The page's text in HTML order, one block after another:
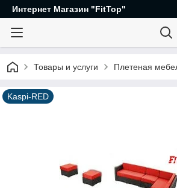
Интернет Магазин "FitTop"
Товары и услуги Плетеная
Kaspi-RED